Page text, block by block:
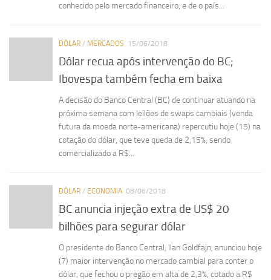
conhecido pelo mercado financeiro, e de o país...
DÓLAR / MERCADOS 15/06/2018
Dólar recua após intervenção do BC;
Ibovespa também fecha em baixa
A decisão do Banco Central (BC) de continuar atuando na
próxima semana com leilões de swaps cambiais (venda
futura da moeda norte-americana) repercutiu hoje (15) na
cotação do dólar, que teve queda de 2,15%, sendo
comercializado a R$...
DÓLAR / ECONOMIA 08/06/2018
BC anuncia injeção extra de US$ 20
bilhões para segurar dólar
O presidente do Banco Central, Ilan Goldfajn, anunciou hoje
(7) maior intervenção no mercado cambial para conter o
dólar, que fechou o pregão em alta de 2,3%, cotado a R$